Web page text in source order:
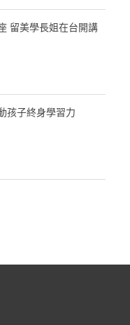
留美學長姐在台開講
孩子終身學習力